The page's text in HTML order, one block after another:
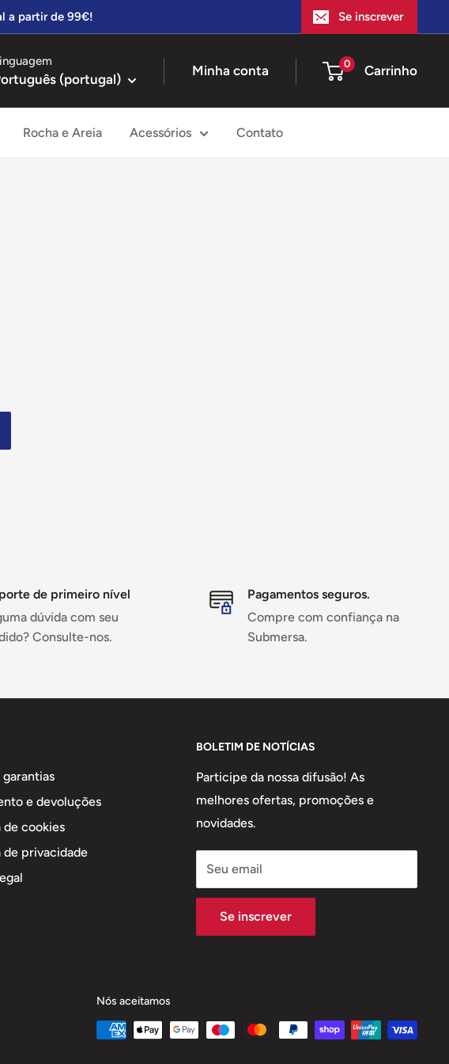
a partir de 99€! Se inscrever
(portugal)
Minha conta 0 Carrinho
Rocha e Areia Acessórios Contato
de primeiro nível
dúvida com seu
Consulte-nos.
Pagamentos seguros.
Compre com confiança na
Submersa.
garantias
e devoluções
de cookies
de privacidade
BOLETIM DE NOTÍCIAS
Participe da nossa difusão! As
melhores ofertas, promoções e
novidades.
Seu email
Se inscrever
Nós aceitamos